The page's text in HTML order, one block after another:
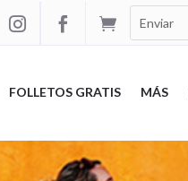



FOLLETOS GRATIS MÁS